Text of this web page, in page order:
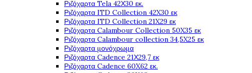
Ριζόχαρτα Tela 42Χ30 εκ.
Ριζόχαρτα ITD Collection 42X30 εκ
Ριζόχαρτα ITD Collection 21X29 εκ
Ριζόχαρτα Calambour Collection 50X35 εκ
Ριζόχαρτα Calambour collection 34,5X25 εκ
Ριζόχαρτα μονόχρωμα
Ριζόχαρτα Cadence 21Χ29,7 εκ
Ριζόχαρτα Cadence 60X62 εκ.